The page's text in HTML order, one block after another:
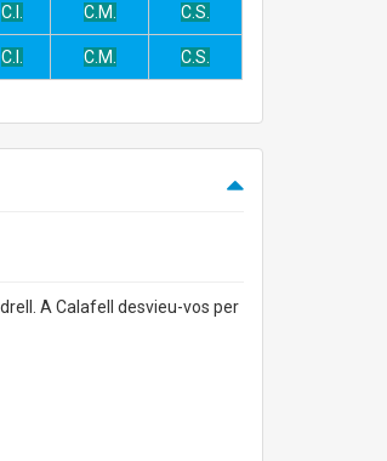
C.I. C.M. C.S.
C.I. C.M. C.S.
A Calafell desvieu-vos per